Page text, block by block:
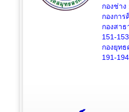
กองช่าง
กองกา
กองสา
151-153
กองยุท
191-194